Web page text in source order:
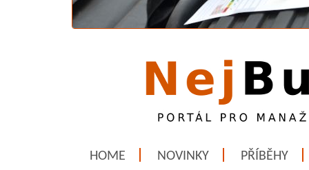
HOME NOVINKY PŘÍBĚHY